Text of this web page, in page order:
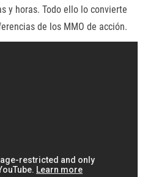
y horas. Todo ello lo convierte
de los MMO de acción.